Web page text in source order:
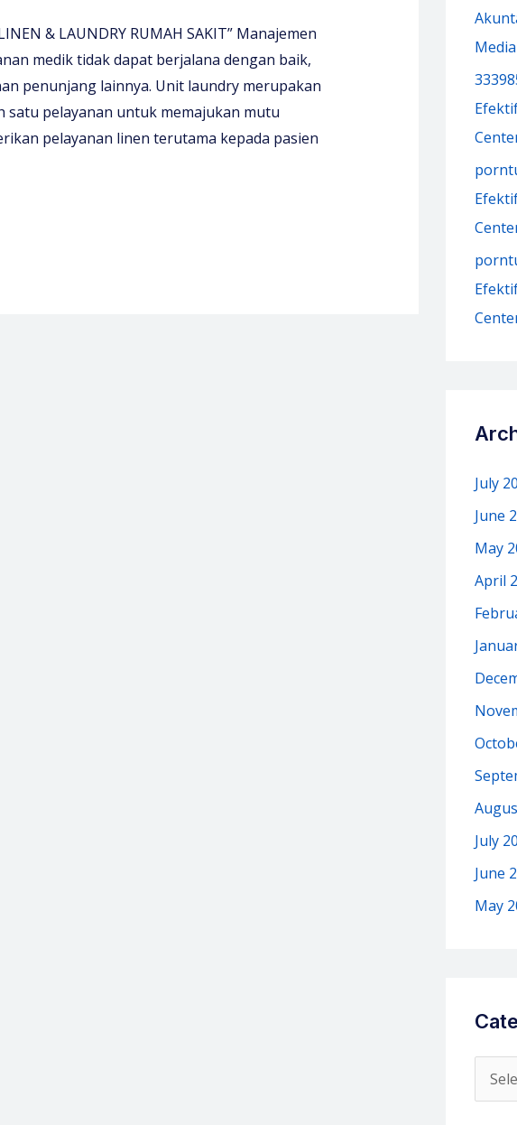
& LAUNDRY RUMAH SAKIT” Manajemen
medik tidak dapat berjalana dengan baik,
penunjang lainnya. Unit laundry merupakan
satu pelayanan untuk memajukan mutu
pelayanan linen terutama kepada pasien
July
June
May
April
July
June
May
a